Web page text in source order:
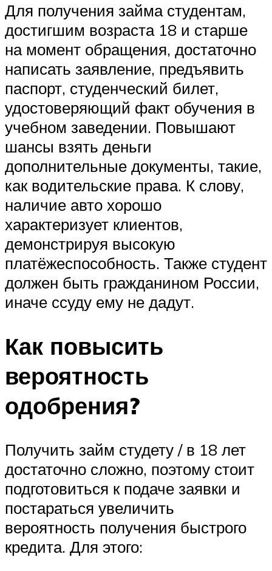
Для получения займа студентам,
достигшим возраста 18 и старше
на момент обращения, достаточно
написать заявление, предъявить
паспорт, студенческий билет,
удостоверяющий факт обучения в
учебном заведении. Повышают
шансы взять деньги
дополнительные документы, такие,
как водительские права. К слову,
наличие авто хорошо
характеризует клиентов,
демонстрируя высокую
платёжеспособность. Также студент
должен быть гражданином России,
иначе ссуду ему не дадут.
Как повысить
вероятность
одобрения?
Получить займ студету / в 18 лет
достаточно сложно, поэтому стоит
подготовиться к подаче заявки и
постараться увеличить
вероятность получения быстрого
кредита. Для этого: